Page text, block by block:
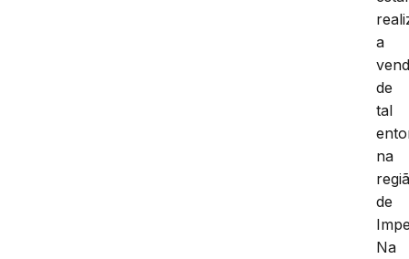
a
de
tal
na
de
Na